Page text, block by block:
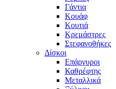
Γάντια
Κουάφ
Κουτιά
Κρεμάστρες
Στεφανοθήκες
Δίσκοι
Επάργυροι
Καθρέφτης
Μεταλλικά